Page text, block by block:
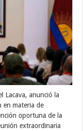
Lacava, anunció la
en materia de
oportuna de la
extraordinaria